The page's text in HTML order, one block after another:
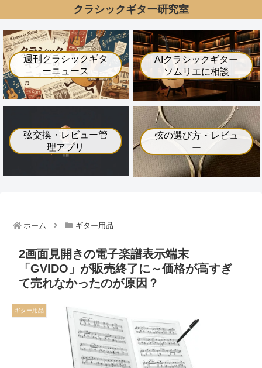
クラシックギター研究室
週刊クラシックギタ
ーニュース
AIクラシックギター
ソムリエに相談
弦交換・レビュー管
理アプリ
弦の選び方・レビュ
ー
ホーム ギター用品
2画面見開きの電子楽譜表示端末
「GVIDO」が販売終了に～価格が高すぎ
て売れなかったのが原因？
ギター用品